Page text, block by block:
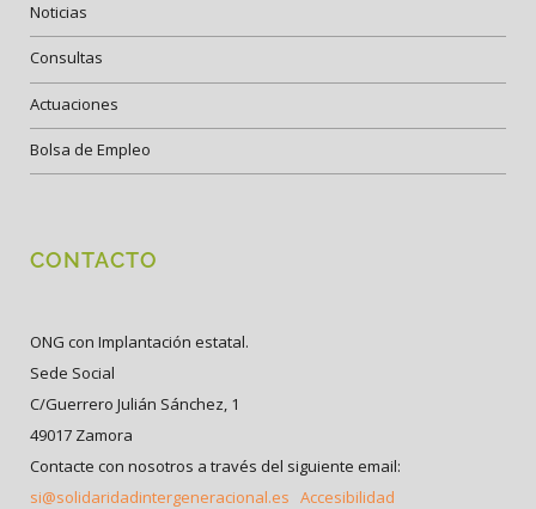
Noticias
Consultas
Actuaciones
Bolsa de Empleo
CONTACTO
ONG con Implantación estatal.
Sede Social
C/Guerrero Julián Sánchez, 1
49017 Zamora
Contacte con nosotros a través del siguiente email:
si@solidaridadintergeneracional.es Accesibilidad